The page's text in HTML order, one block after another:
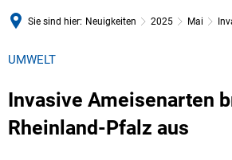
Sie sind hier: Neuigkeiten 2025 Mai
UMWELT
Invasive Ameisenarten
Rheinland-Pfalz aus